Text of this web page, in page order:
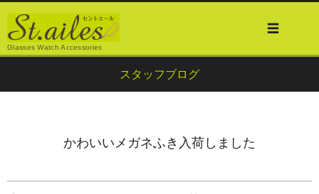
Glasses Watch Accessories
スタッフブログ
かわいいメガネふき入荷しました